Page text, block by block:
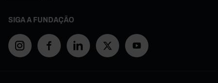
SIGA A FUNDAÇÃO